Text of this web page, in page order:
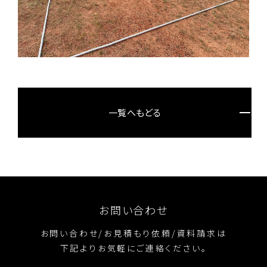
一覧へもどる
お問い合わせ
お問い合わせ/お見積もり依頼/資料請求は
下記よりお気軽にご連絡ください。